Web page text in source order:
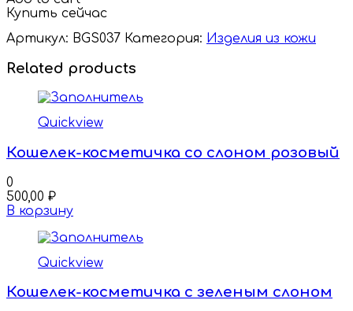
Купить сейчас
Артикул: BGS037 Категория: Изделия из кожи
Related products
Quickview
Кошелек-косметичка со слоном розовый
0
500,00 ₽
В корзину
Quickview
Кошелек-косметичка с зеленым слоном